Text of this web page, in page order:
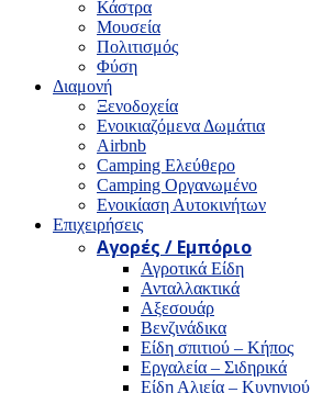
Κάστρα
Μουσεία
Πολιτισμός
Φύση
Διαμονή
Ξενοδοχεία
Ενοικιαζόμενα Δωμάτια
Airbnb
Camping Ελεύθερο
Camping Οργανωμένο
Ενοικίαση Αυτοκινήτων
Επιχειρήσεις
Αγορές / Εμπόριο
Αγροτικά Είδη
Ανταλλακτικά
Αξεσουάρ
Βενζινάδικα
Είδη σπιτιού – Κήπος
Εργαλεία – Σιδηρικά
Είδη Αλιεία – Κυνηγιού